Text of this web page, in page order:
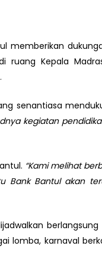
memberikan
Kepala
senantiasa
kegiatan
“Kami melihat
Bank Bantul akan
lomba, karnaval